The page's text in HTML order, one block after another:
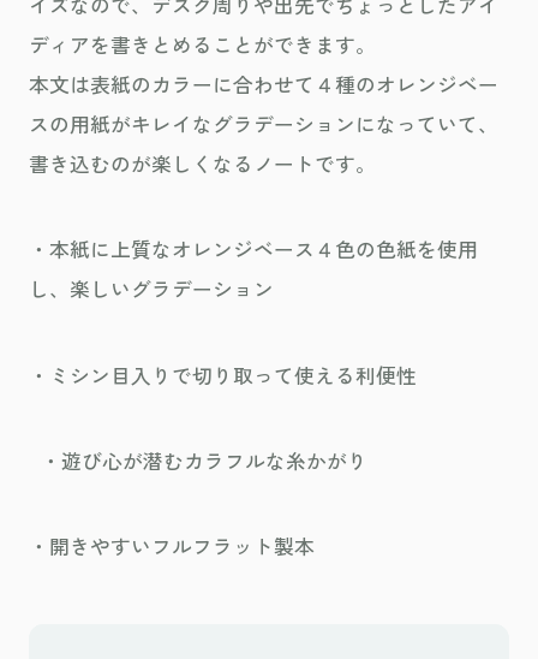
ディアを書きとめることができます。
本文は表紙のカラーに合わせて４種のオレンジベー
スの用紙がキレイなグラデーションになっていて、
書き込むのが楽しくなるノートです。
・本紙に上質なオレンジベース４色の色紙を使用
し、楽しいグラデーション
・ミシン目入りで切り取って使える利便性
・遊び心が潜むカラフルな糸かがり
・開きやすいフルフラット製本